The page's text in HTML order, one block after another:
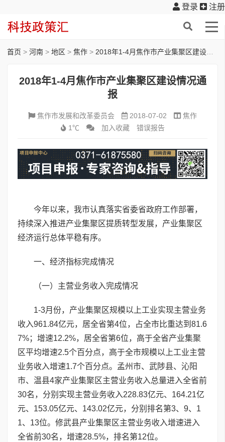
登录 注册
首页 > 河南 > 地区 > 焦作 > 2018年1-4月焦作市产业集聚区建设情况通报
2018年1-4月焦作市产业集聚区建设情况通
报
焦作市发展和改革委员会 2018-07-02
焦作
1℃
加入收藏 错误报告
今年以来，我市认真落实省委省政府工作部署，
持续深入推进产业集聚区提质转型发展，产业集聚区
经济运行总体平稳有序。
一、经济指标完成情况
（一）主营业务收入完成情况
1-3月份，产业集聚区规模以上工业实现主营业务
收入961.84亿元，居全省第4位，占全市比重达到81.6
7%；增速12.2%，居全省第6位，高于全省产业集聚
区平均增速2.5个百分点，高于全市规模以上工业主营
业务收入增速1.7个百分点。孟州市、武陟县、沁阳
市、温县4家产业集聚区主营业务收入总量进入全省前
30名，分别实现主营业务收入228.83亿元、164.21亿
元、153.05亿元、143.02亿元，分别排名第3、9、1
1、13位。修武县产业集聚区主营业务收入增速进入
全省前30名，增速28.5%，排名第12位。